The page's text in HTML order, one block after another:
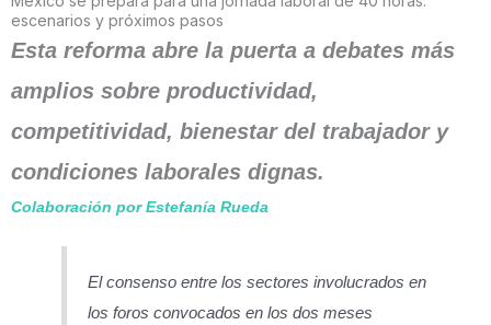
escenarios y próximos pasos
Esta reforma abre la puerta a debates más
amplios sobre productividad,
competitividad, bienestar del trabajador y
condiciones laborales dignas.
Colaboración por Estefanía Rueda
El consenso entre los sectores involucrados en
los foros convocados en los dos meses